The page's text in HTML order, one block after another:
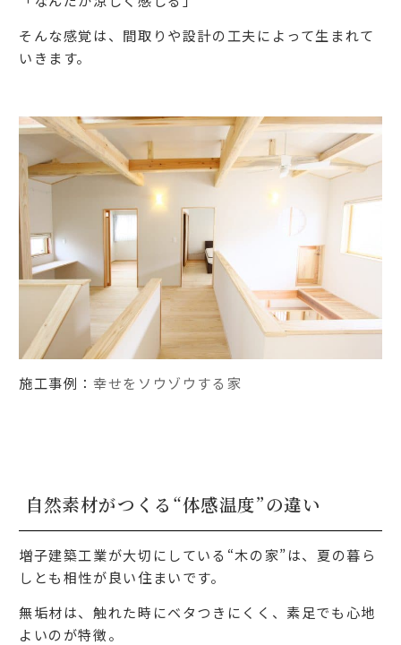
そんな感覚は、間取りや設計の工夫によって生まれて
いきます。
施工事例：幸せをソウゾウする家
自然素材がつくる“体感温度”の違い
増子建築工業が大切にしている“木の家”は、夏の暮ら
しとも相性が良い住まいです。
無垢材は、触れた時にベタつきにくく、素足でも心地
よいのが特徴。